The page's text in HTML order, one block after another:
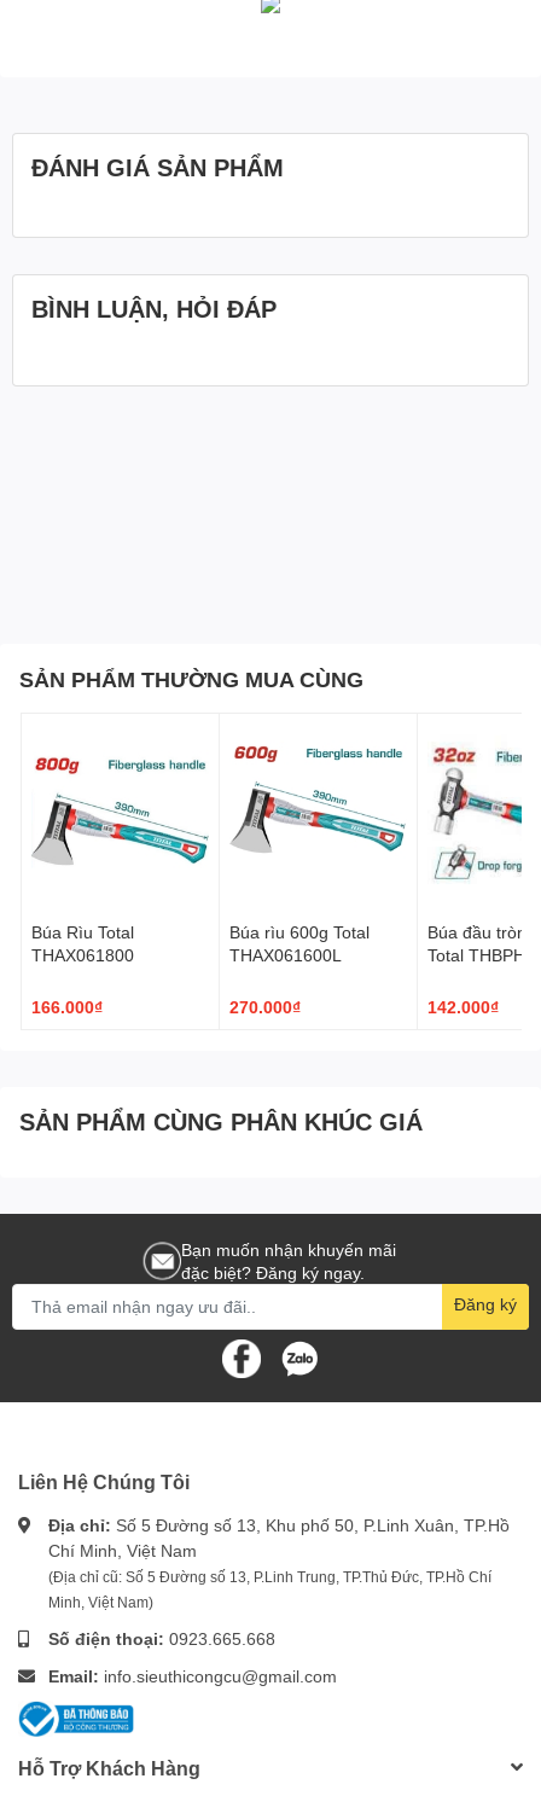
ĐÁNH GIÁ SẢN PHẨM
BÌNH LUẬN, HỎI ĐÁP
SẢN PHẨM THƯỜNG MUA CÙNG
Búa Rìu Total
THAX061800
166.000₫
Búa rìu 600g Total
THAX061600L
270.000₫
Búa đầu tròn
Total
142.000₫
SẢN PHẨM CÙNG PHÂN KHÚC GIÁ
Bạn muốn nhận khuyến mãi
đặc biệt? Đăng ký ngay.
Đăng ký
Liên Hệ Chúng Tôi
Địa chỉ: Số 5 Đường số 13, Khu phố 50, P.Linh Xuân, TP.Hồ
Chí Minh, Việt Nam
(Địa chỉ cũ: Số 5 Đường số 13, P.Linh Trung, TP.Thủ Đức, TP.Hồ Chí
Minh, Việt Nam)
Số điện thoại: 0923.665.668
Email: info.sieuthicongcu@gmail.com
Hỗ Trợ Khách Hàng